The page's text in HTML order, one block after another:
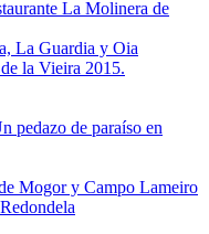
La Molinera de
La Guardia y Oia
la Vieira 2015.
pedazo de paraíso en
Mogor y Campo Lameiro